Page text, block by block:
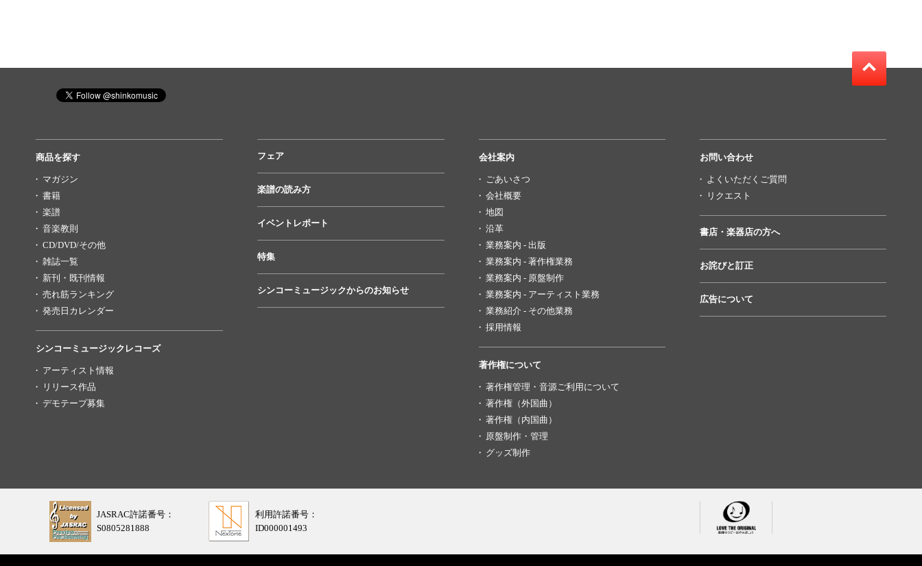
商品を探す
マガジン
書籍
楽譜
音楽教則
CD/DVD/その他
雑誌一覧
新刊・既刊情報
売れ筋ランキング
発売日カレンダー
シンコーミュージックレコーズ
アーティスト情報
リリース作品
デモテープ募集
フェア
楽譜の読み方
イベントレポート
特集
シンコーミュージックからのお知らせ
会社案内
ごあいさつ
会社概要
地図
沿革
業務案内 - 出版
業務案内 - 著作権業務
業務案内 - 原盤制作
業務案内 - アーティスト業務
業務紹介 - その他業務
採用情報
著作権について
著作権管理・音源ご利用について
著作権（外国曲）
著作権（内国曲）
原盤制作・管理
グッズ制作
お問い合わせ
よくいただくご質問
リクエスト
書店・楽器店の方へ
お詫びと訂正
広告について
JASRAC許諾番号：
S0805281888
利用許諾番号：
ID000001493